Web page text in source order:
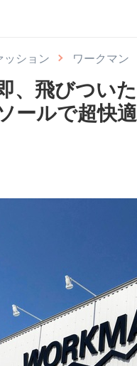
ッション ワークマン
、飛びつい
ールで超快